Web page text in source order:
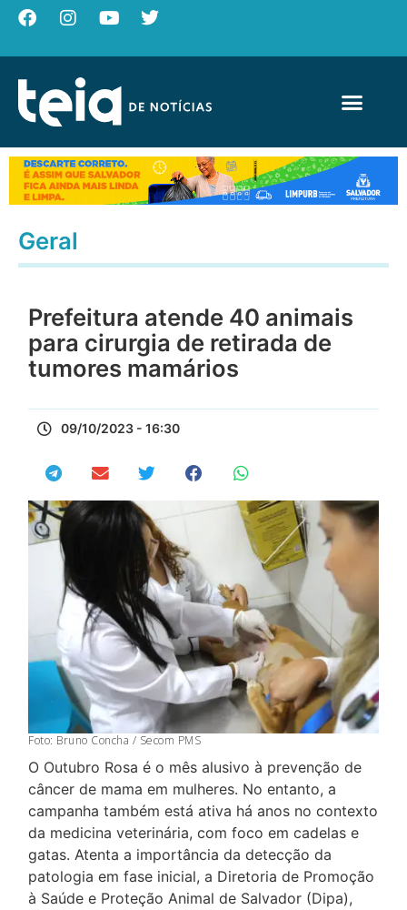
Geral
Prefeitura atende 40 animais
para cirurgia de retirada de
tumores mamários
09/10/2023 - 16:30
Foto: Bruno Concha / Secom PMS
O Outubro Rosa é o mês alusivo à prevenção de
câncer de mama em mulheres. No entanto, a
campanha também está ativa há anos no contexto
da medicina veterinária, com foco em cadelas e
gatas. Atenta a importância da detecção da
patologia em fase inicial, a Diretoria de Promoção
à Saúde e Proteção Animal de Salvador (Dipa),